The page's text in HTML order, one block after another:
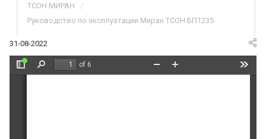
ТСОН МИРАН /
Руководство по эксплуатации Миран ТСОН БП1235
31-08-2022
Find
of 6
Zoom